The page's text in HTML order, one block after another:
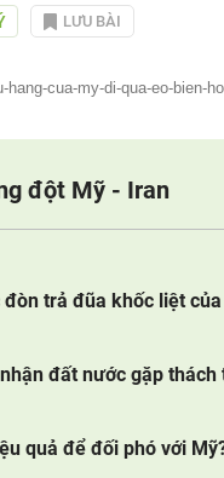
LƯU BÀI
cua-my-di-qua-eo-bien-
đột Mỹ - Iran
trả đũa khốc liệt
đất nước gặp thách
quả để đối phó với